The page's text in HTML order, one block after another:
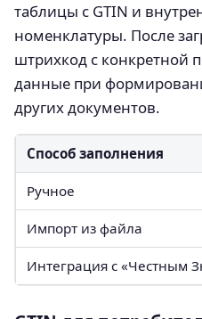
таблицы с GTIN и
номенклатуры. После
штрихкод с конкретной
данные при
других документов.
Способ заполнения
Ручное
Импорт из файла
Интеграция с «Честным